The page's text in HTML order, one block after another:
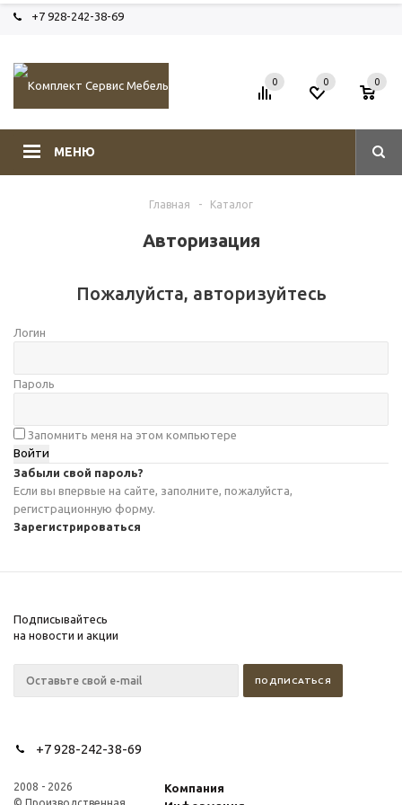
+7 928-242-38-69
МЕНЮ
0 0 0
Главная - Каталог
Авторизация
Пожалуйста, авторизуйтесь
Логин
Пароль
Запомнить меня на этом компьютере
Забыли свой пароль?
Если вы впервые на сайте, заполните, пожалуйста,
регистрационную форму.
Зарегистрироваться
Подписывайтесь
на новости и акции
+7 928-242-38-69
2008 - 2026
Компания